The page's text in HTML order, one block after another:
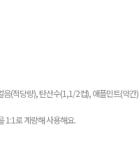
(적당량), 탄산수(1,1/2컵), 애플민트(약간)
1:1로 계량해 사용해요.